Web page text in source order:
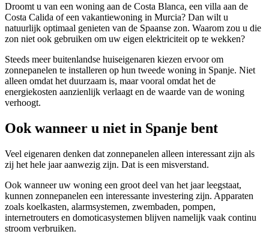
Droomt u van een woning aan de Costa Blanca, een villa aan de
Costa Calida of een vakantiewoning in Murcia? Dan wilt u
natuurlijk optimaal genieten van de Spaanse zon. Waarom zou u die
zon niet ook gebruiken om uw eigen elektriciteit op te wekken?
Steeds meer buitenlandse huiseigenaren kiezen ervoor om
zonnepanelen te installeren op hun tweede woning in Spanje. Niet
alleen omdat het duurzaam is, maar vooral omdat het de
energiekosten aanzienlijk verlaagt en de waarde van de woning
verhoogt.
Ook wanneer u niet in Spanje bent
Veel eigenaren denken dat zonnepanelen alleen interessant zijn als
zij het hele jaar aanwezig zijn. Dat is een misverstand.
Ook wanneer uw woning een groot deel van het jaar leegstaat,
kunnen zonnepanelen een interessante investering zijn. Apparaten
zoals koelkasten, alarmsystemen, zwembaden, pompen,
internetrouters en domoticasystemen blijven namelijk vaak continu
stroom verbruiken.